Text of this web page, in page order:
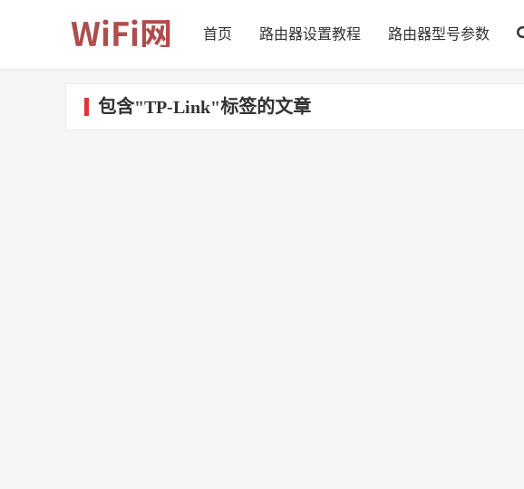
首页 路由器设置教程 路由器型号参数
包含"TP-Link"标签的文章